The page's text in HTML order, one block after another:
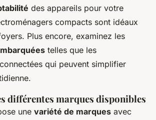
des appareils pour votre
compacts sont idéaux
Plus encore, examinez les
telles que les
qui peuvent simplifier
différentes marques disponibles
une variété de marques avec